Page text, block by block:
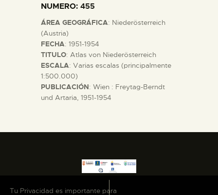
PREPARAR LA VISITA
ACTIVIDADES
█
EL MUSEO
COLECCIONES
DIDÁCTICA
NUMERO: 455
ÁREA GEOGRÁFICA: Niederösterreich
(Austria)
FECHA: 1951-1954
TITULO: Atlas von Niederösterreich
ESCALA: Varias escalas (principalmente
1:500.000)
PUBLICACIÓN: Wien : Freytag-Berndt
und Artaria, 1951-1954
Tu Privacidad es importante para